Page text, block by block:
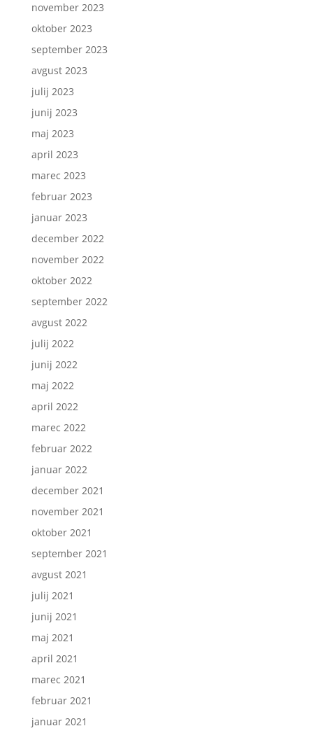
november 2023
oktober 2023
september 2023
avgust 2023
julij 2023
junij 2023
maj 2023
april 2023
marec 2023
februar 2023
januar 2023
december 2022
november 2022
oktober 2022
september 2022
avgust 2022
julij 2022
junij 2022
maj 2022
april 2022
marec 2022
februar 2022
januar 2022
december 2021
november 2021
oktober 2021
september 2021
avgust 2021
julij 2021
junij 2021
maj 2021
april 2021
marec 2021
februar 2021
januar 2021